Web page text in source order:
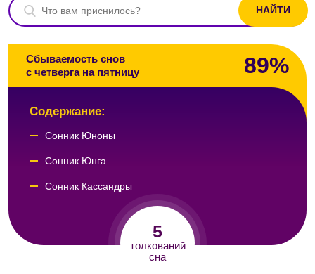
Сбываемость снов
с четверга на пятницу
89%
5
толкований
сна
Содержание:
Сонник Юноны
Сонник Юнга
Сонник Кассандры